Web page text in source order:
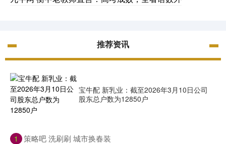
推荐资讯
宝牛配 新乳业：截至2026年3月10日公司
股东总户数为12850户
1 ​策略吧 洗刷刷 城市换春装